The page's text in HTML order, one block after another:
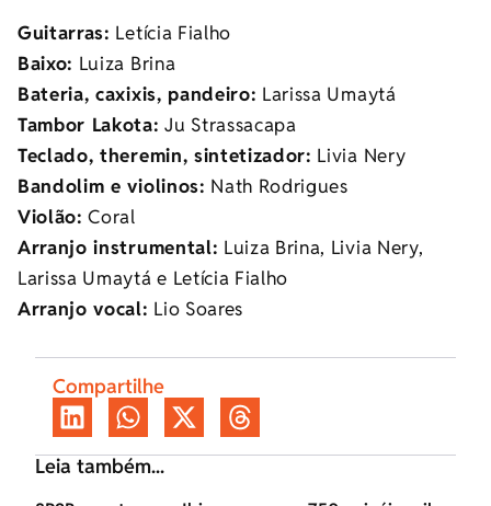
Guitarras: Letícia Fialho
Baixo: Luiza Brina
Bateria, caxixis, pandeiro: Larissa Umaytá
Tambor Lakota: Ju Strassacapa
Teclado, theremin, sintetizador: Livia Nery
Bandolim e violinos: Nath Rodrigues
Violão: Coral
Arranjo instrumental: Luiza Brina, Livia Nery,
Larissa Umaytá e Letícia Fialho
Arranjo vocal: Lio Soares
Compartilhe
Leia também...